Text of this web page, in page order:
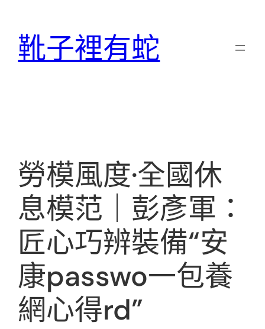
靴子裡有蛇
勞模風度·全國休
息模范｜彭彥軍：
匠心巧辨裝備“安
康passwo一包養
網心得rd”